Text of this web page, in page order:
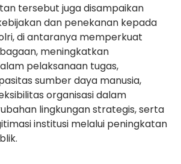
tersebut juga disampaikan
dan penekanan kepada
di antaranya memperkuat
meningkatkan
pelaksanaan tugas,
sumber daya manusia,
organisasi dalam
lingkungan strategis, serta
institusi melalui peningkatan